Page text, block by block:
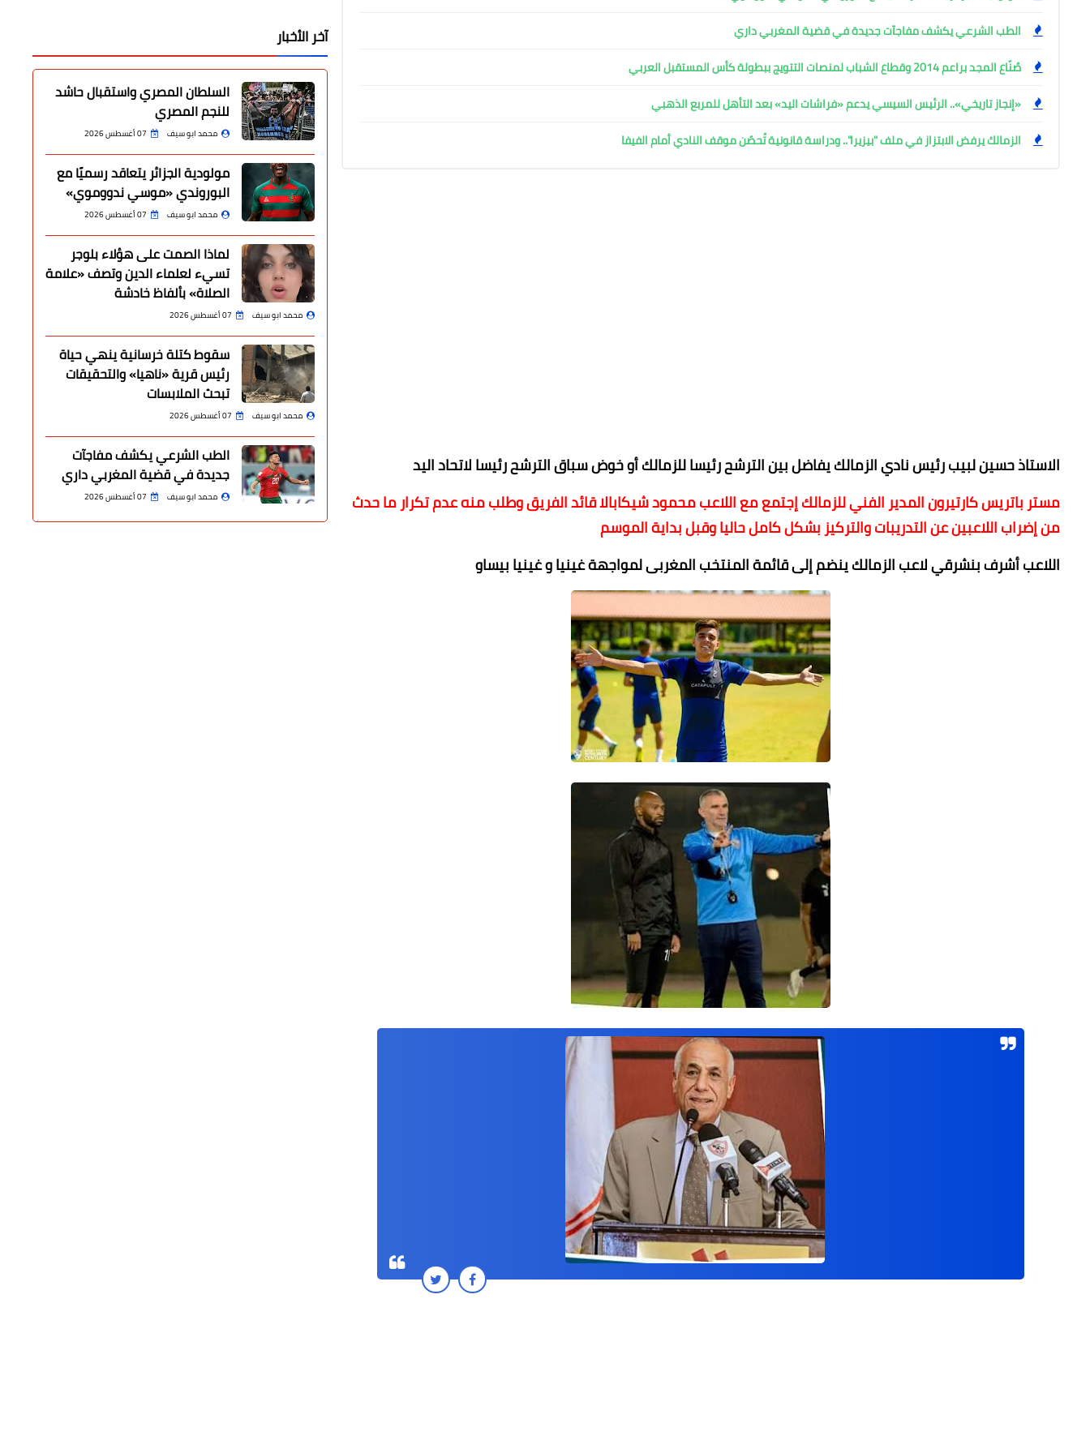
الطب الشرعي يكشف مفاجآت جديدة في قضية المغربي داري
صُنّاع المجد براعم 2014 وقطاع الشباب لمنصات التتويج ببطولة كأس المستقبل العربي
«إنجاز تاريخي».. الرئيس السيسي يدعم «فراشات اليد» بعد التأهل للمربع الذهبي
الزمالك يرفض الابتزاز في ملف "بيزيرا".. ودراسة قانونية تُحصّن موقف النادي أمام الفيفا
الاستاذ حسين لبيب رئيس نادي الزمالك يفاضل بين الترشح رئيسا للزمالك أو خوض سباق الترشح رئيسا لاتحاد اليد
مستر باتريس كارتيرون المدير الفني للزمالك إجتمع مع اللاعب محمود شيكابالا قائد الفريق وطلب منه عدم تكرار ما حدث
من إضراب اللاعبين عن التدريبات والتركيز بشكل كامل حاليا وقبل بداية الموسم
اللاعب ‏أشرف بنشرقي لاعب الزمالك ينضم إلى قائمة المنتخب المغربى لمواجهة غينيا و غينيا بيساو
آخر الأخبار
السلطان المصري واستقبال حاشد
للنجم المصري
محمد ابو سيف 07 أغسطس 2026
مولودية الجزائر يتعاقد رسميًا مع
البوروندي «موسي ندووموي»
محمد ابو سيف 07 أغسطس 2026
لماذا الصمت على هؤلاء بلوجر
تسيء لعلماء الدين وتصف «علامة
الصلاة» بألفاظ خادشة
محمد ابو سيف 07 أغسطس 2026
سقوط كتلة خرسانية ينهي حياة
رئيس قرية «ناهيا» والتحقيقات
تبحث الملابسات
محمد ابو سيف 07 أغسطس 2026
الطب الشرعي يكشف مفاجآت
جديدة في قضية المغربي داري
محمد ابو سيف 07 أغسطس 2026